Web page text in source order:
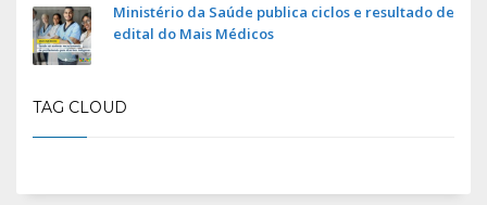
Ministério da Saúde publica ciclos e resultado de
edital do Mais Médicos
TAG CLOUD